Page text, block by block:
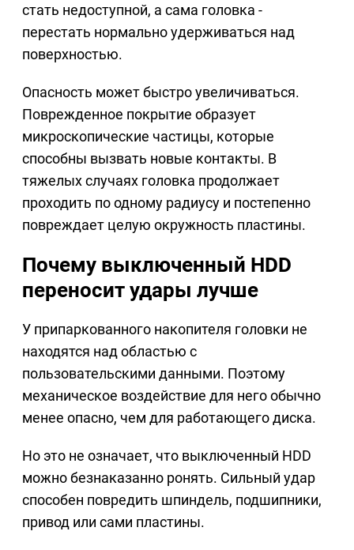
стать недоступной, а сама головка -
перестать нормально удерживаться над
поверхностью.
Опасность может быстро увеличиваться.
Поврежденное покрытие образует
микроскопические частицы, которые
способны вызвать новые контакты. В
тяжелых случаях головка продолжает
проходить по одному радиусу и постепенно
повреждает целую окружность пластины.
Почему выключенный HDD
переносит удары лучше
У припаркованного накопителя головки не
находятся над областью с
пользовательскими данными. Поэтому
механическое воздействие для него обычно
менее опасно, чем для работающего диска.
Но это не означает, что выключенный HDD
можно безнаказанно ронять. Сильный удар
способен повредить шпиндель, подшипники,
привод или сами пластины.